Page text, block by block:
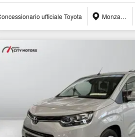
ufficiale Toyota Monza (MB)